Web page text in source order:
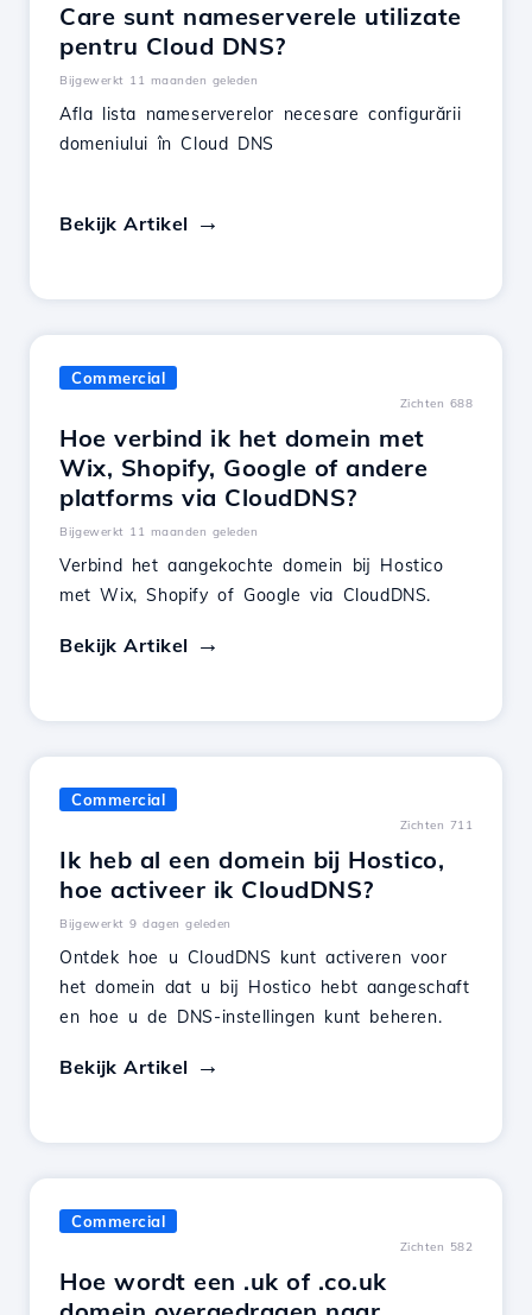
Care sunt nameserverele utilizate
pentru Cloud DNS?
Bijgewerkt 11 maanden geleden
Afla lista nameserverelor necesare configurării
domeniului în Cloud DNS
Bekijk Artikel
Commercial
Zichten 688
Hoe verbind ik het domein met
Wix, Shopify, Google of andere
platforms via CloudDNS?
Bijgewerkt 11 maanden geleden
Verbind het aangekochte domein bij Hostico
met Wix, Shopify of Google via CloudDNS.
Bekijk Artikel
Commercial
Zichten 711
Ik heb al een domein bij Hostico,
hoe activeer ik CloudDNS?
Bijgewerkt 9 dagen geleden
Ontdek hoe u CloudDNS kunt activeren voor
het domein dat u bij Hostico hebt aangeschaft
en hoe u de DNS-instellingen kunt beheren.
Bekijk Artikel
Commercial
Zichten 582
Hoe wordt een .uk of .co.uk